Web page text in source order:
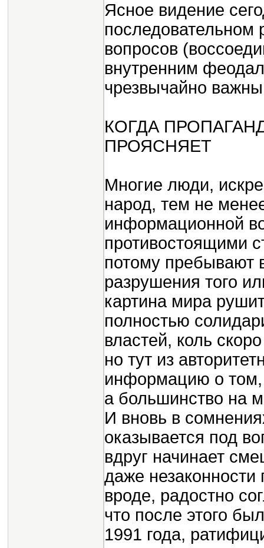
Ясное видение
последовательном
вопросов
внутренним
чрезвычайно
КОГДА
ПРОЯСНЯЕТ
Многие люди,
народ, тем не
информационной
противостоящими
потому пребывают
разрушения того
картина мира
полностью
властей, коль
но тут из
информацию о
а большинство на
И вновь в
оказывается под
вдруг начинает
даже
вроде, радостно
что после этого
1991 года,